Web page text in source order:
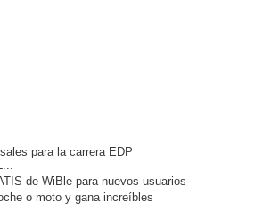
para la carrera EDP
de WiBle para nuevos usuarios
o moto y gana increíbles